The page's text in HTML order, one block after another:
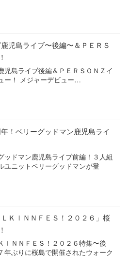
児島ライブ〜後編〜＆ＰＥＲＳ
児島ライブ後編＆ＰＥＲＳＯＮＺイ
ー！ メジャーデビュー…
！ベリーグッドマン鹿児島ライ
ッドマン鹿児島ライブ前編！３人組
ユニットベリーグッドマンが登
ＫＩＮＮＦＥＳ！２０２６」桜
ＩＮＮＦＥＳ！２０２６特集〜後
年ぶりに桜島で開催されたウォーク